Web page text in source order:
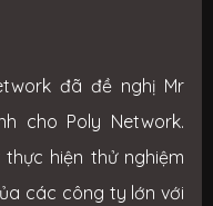
đã đề nghị Mr
cho Poly Network.
hiện thử nghiệm
các công ty lớn với